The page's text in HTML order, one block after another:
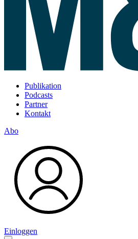
Publikation
Podcasts
Partner
Kontakt
Abo
Einloggen